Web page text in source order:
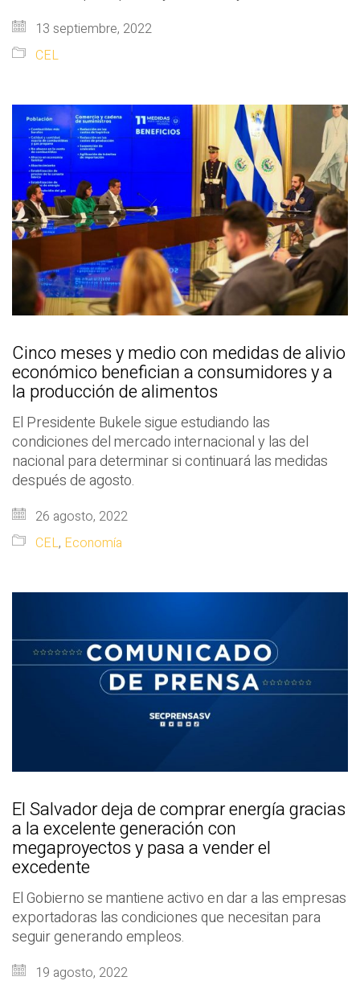
13 septiembre, 2022
CEL
Cinco meses y medio con medidas de alivio
económico benefician a consumidores y a
la producción de alimentos
El Presidente Bukele sigue estudiando las
condiciones del mercado internacional y las del
nacional para determinar si continuará las medidas
después de agosto.
26 agosto, 2022
CEL, Economía
El Salvador deja de comprar energía gracias
a la excelente generación con
megaproyectos y pasa a vender el
excedente
El Gobierno se mantiene activo en dar a las empresas
exportadoras las condiciones que necesitan para
seguir generando empleos.
19 agosto, 2022